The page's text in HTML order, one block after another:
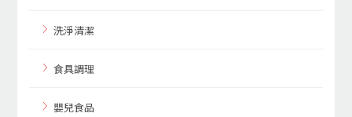
洗淨清潔
食具調理
嬰兒食品